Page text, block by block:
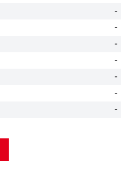
-
-
-
-
-
-
-